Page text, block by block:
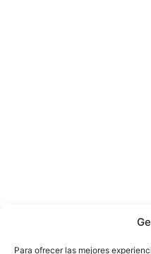
Para ofrecer las mejores